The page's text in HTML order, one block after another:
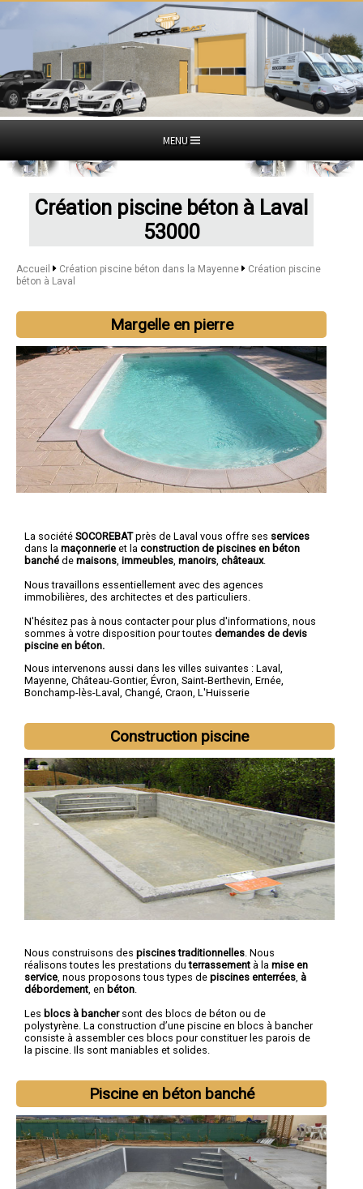
MENU
Création piscine béton à Laval
53000
Accueil Création piscine béton dans la Mayenne
Création piscine
béton à Laval
Margelle en pierre
La société SOCOREBATprès de Laval vous offre ses services
dans la maçonnerie et la construction de piscines en béton
banché de maisons immeubles manoirs châteaux.
Nous travaillons essentiellement avec des agences
immobilières, des architectes et des particuliers.
N'hésitez pas à nous contacter pour plus d'informations, nous
sommes à votre disposition pour toutes demandes de devis
piscine en béton.
Nous intervenons aussi dans les villes suivantes : Laval
Mayenne Château-Gontier, Évron Saint-Berthevin Ernée
Bonchamp-lès-Laval Changé Craon L'Huisserie
Construction piscine
Nous construisons des piscines traditionnelles . Nous
réalisons toutes les prestations duterrassement à la mise en
service , nous proposons tous types de piscines enterrées à
débordement , en béton
Les blocs à banchersont des blocs de béton ou de
polystyrène. La construction d’une piscine en blocs à bancher
consiste à assembler ces blocs pour constituer les parois de
la piscine. Ils sont maniables et solides.
Piscine en béton banché